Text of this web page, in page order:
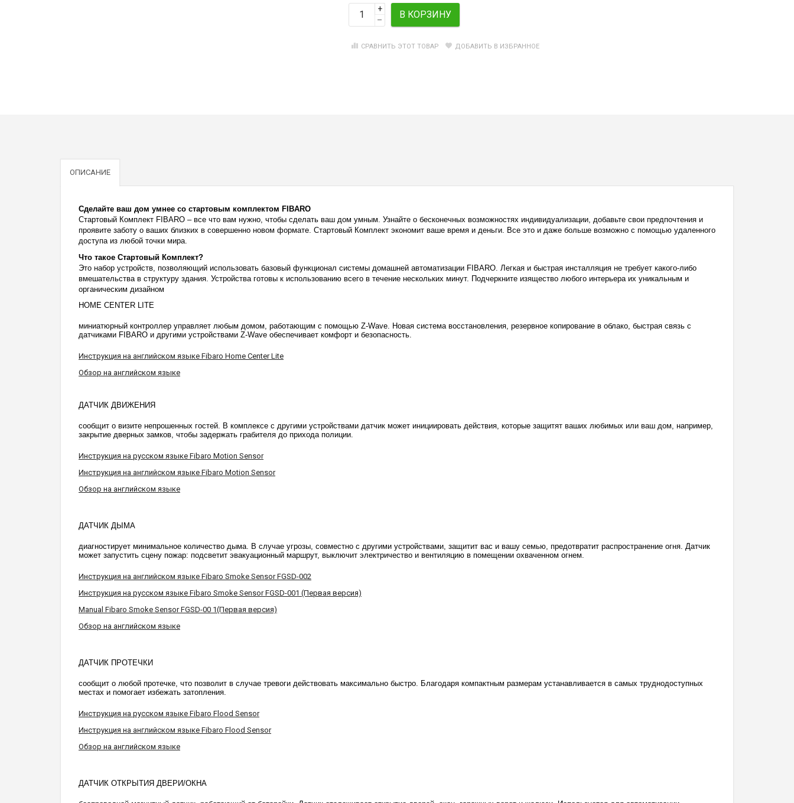
+
–
В КОРЗИНУ
СРАВНИТЬ ЭТОТ ТОВАР ДОБАВИТЬ В ИЗБРАННОЕ
ОПИСАНИЕ
Сделайте ваш дом умнее со стартовым комплектом FIBARO
Стартовый Комплект FIBARO – все что вам нужно, чтобы сделать ваш дом умным. Узнайте о бесконечных возможностях индивидуализации, добавьте свои предпочтения и
проявите заботу о ваших близких в совершенно новом формате. Стартовый Комплект экономит ваше время и деньги. Все это и даже больше возможно с помощью удаленного
доступа из любой точки мира.
Что такое Стартовый Комплект?
Это набор устройств, позволяющий использовать базовый функционал системы домашней автоматизации FIBARO. Легкая и быстрая инсталляция не требует какого-либо
вмешательства в структуру здания. Устройства готовы к использованию всего в течение нескольких минут. Подчеркните изящество любого интерьера их уникальным и
органическим дизайном
HOME CENTER LITE
миниатюрный контроллер управляет любым домом, работающим с помощью Z-Wave. Новая система восстановления, резервное копирование в облако, быстрая связь с
датчиками FIBARO и другими устройствами Z-Wave обеспечивает комфорт и безопасность.
Инструкция на английском языке Fibaro Home Center Lite
Обзор на английском языке
ДАТЧИК ДВИЖЕНИЯ
сообщит о визите непрошенных гостей. В комплексе с другими устройствами датчик может инициировать действия, которые защитят ваших любимых или ваш дом, например,
закрытие дверных замков, чтобы задержать грабителя до прихода полиции.
Инструкция на русском языке Fibaro Motion Sensor
Инструкция на английском языке Fibaro Motion Sensor
Обзор на английском языке
ДАТЧИК ДЫМА
диагностирует минимальное количество дыма. В случае угрозы, совместно с другими устройствами, защитит вас и вашу семью, предотвратит распространение огня. Датчик
может запустить сцену пожар: подсветит эвакуационный маршрут, выключит электричество и вентиляцию в помещении охваченном огнем.
Инструкция на английском языке Fibaro Smoke Sensor FGSD-002
Инструкция на русском языке Fibaro Smoke Sensor FGSD-001 (Первая версия)
Manual Fibaro Smoke Sensor FGSD-00 1(Первая версия)
Обзор на английском языке
ДАТЧИК ПРОТЕЧКИ
сообщит о любой протечке, что позволит в случае тревоги действовать максимально быстро. Благодаря компактным размерам устанавливается в самых труднодоступных
местах и помогает избежать затопления.
Инструкция на русском языке Fibaro Flood Sensor
Инструкция на английском языке Fibaro Flood Sensor
Обзор на английском языке
ДАТЧИК ОТКРЫТИЯ ДВЕРИ/ОКНА